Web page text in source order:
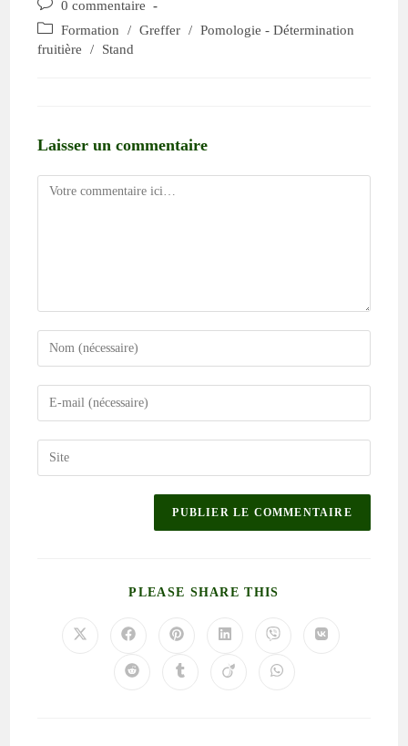
0 commentaire
Formation
/ Greffer / Pomologie - Détermination
fruitière
/ Stand
Laisser un commentaire
PLEASE SHARE THIS